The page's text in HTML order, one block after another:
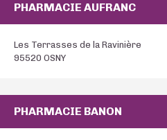
PHARMACIE AUFRANC
Les Terrasses de la Ravinière
95520 OSNY
PHARMACIE BANON